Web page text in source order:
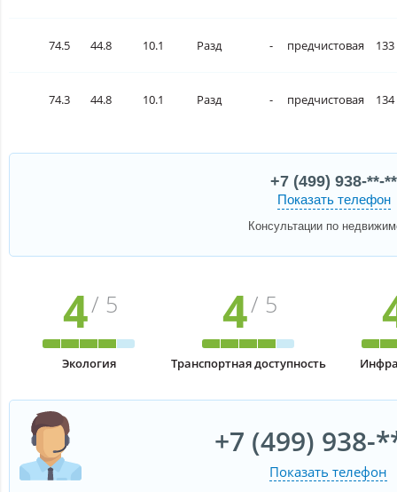
74.5 44.8 10.1 Разд - предчистовая
74.3 44.8 10.1 Разд - предчистовая
+7 (499) 938-**-**
Показать телефон
Консультации по
4/ 5
Экология
4/ 5
Транспортная доступность
+7 (499) 938-
Показать телефон